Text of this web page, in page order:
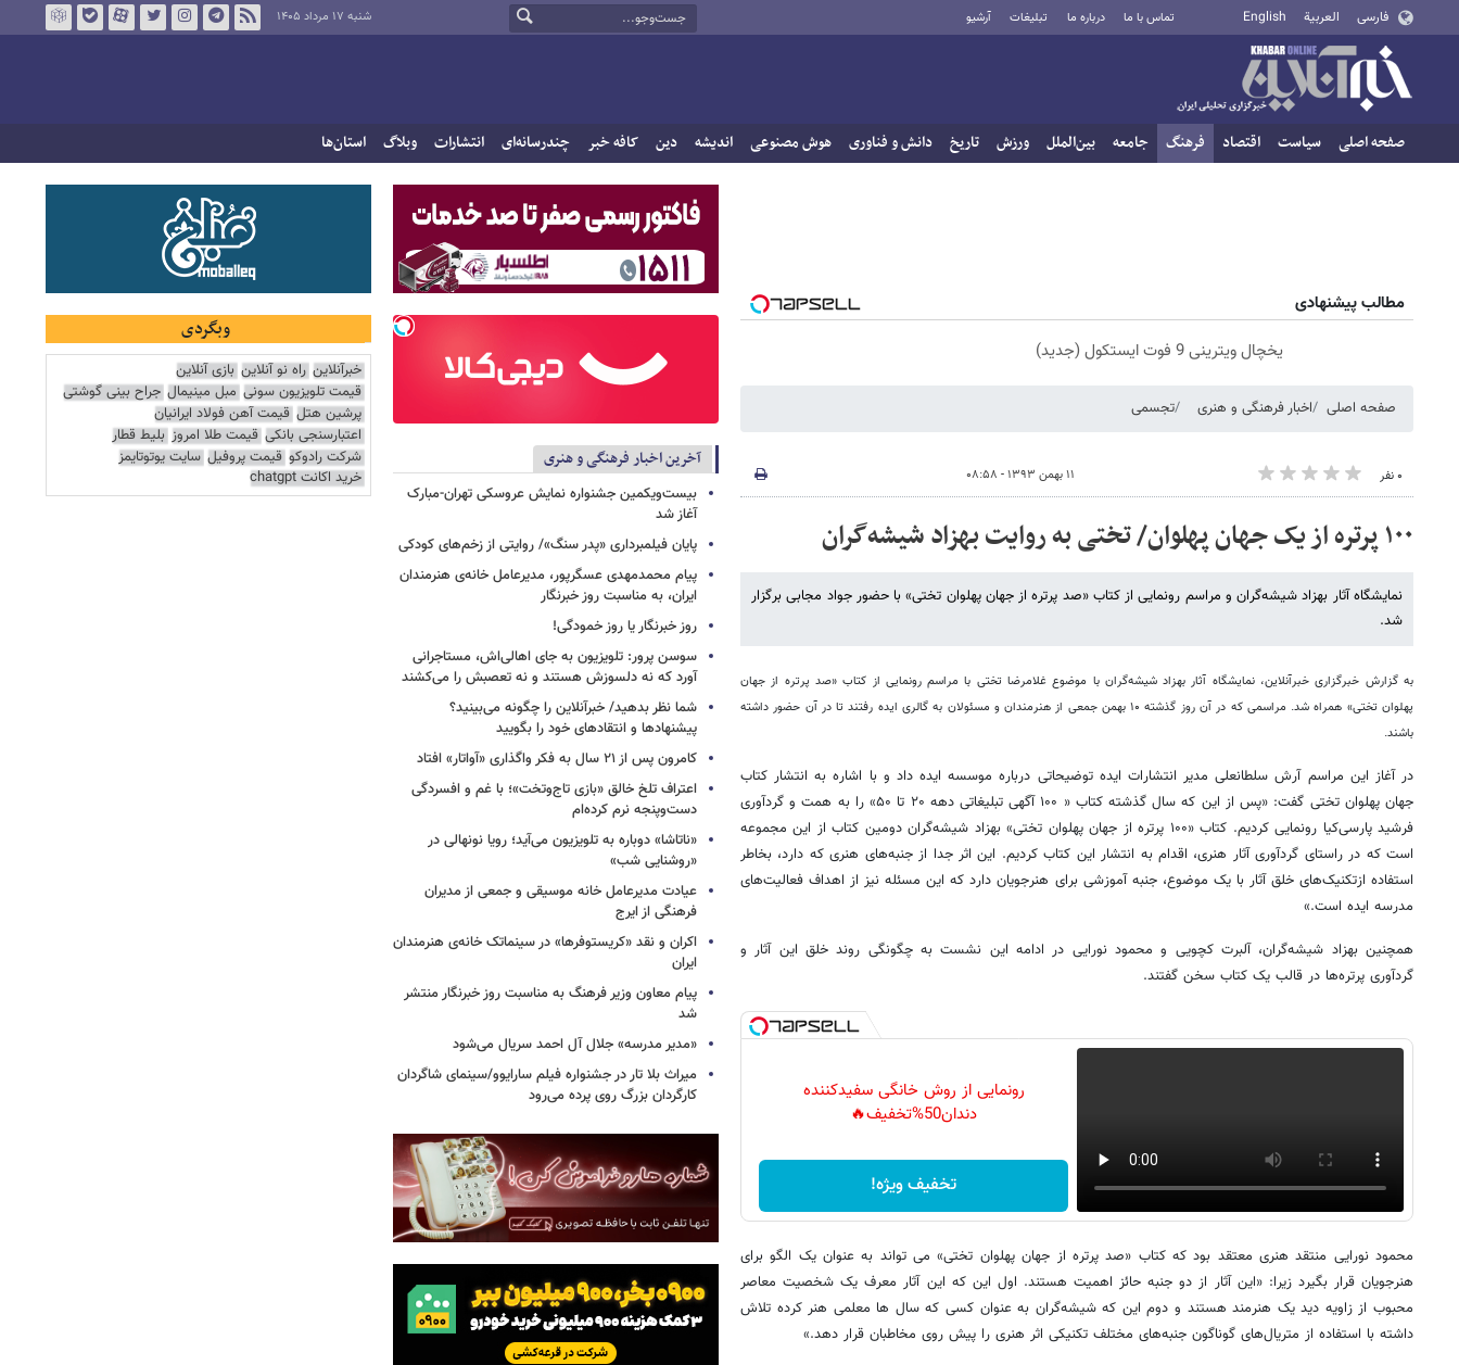
فارسی العربية English تماس با ما درباره ما تبلیغات آرشیو شنبه ۱۷ مرداد ۱۴۰۵
صفحه اصلی سیاست اقتصاد فرهنگ جامعه بین‌الملل ورزش تاریخ دانش و فناوری هوش مصنوعی اندیشه دین کافه خبر چندرسانه‌ای انتشارات وبلاگ استان‌ها
مطالب پیشنهادی
یخچال ویترینی 9 فوت ایستکول (جدید)
صفحه اصلی اخبار فرهنگی و هنری تجسمی
۰ نفر ۱۱ بهمن ۱۳۹۳ - ۰۸:۵۸
۱۰۰ پرتره از یک جهان پهلوان/ تختی به روایت بهزاد شیشه‌گران
نمایشگاه آثار بهزاد شیشه‌گران و مراسم رونمایی از کتاب «صد پرتره از جهان پهلوان تختی» با حضور جواد مجابی برگزار
شد.
به گزارش خبرگزاری خبرآنلاین، نمایشگاه آثار بهزاد شیشه‌گران با موضوع غلامرضا تختی با مراسم رونمایی از کتاب «صد پرتره از جهان
پهلوان تختی» همراه شد. مراسمی که در آن روز گذشته ۱۰ بهمن جمعی از هنرمندان و مسئولان به گالری ایده رفتند تا در آن حضور داشته
باشند.
در آغاز این مراسم آرش سلطانعلی مدیر انتشارات ایده توضیحاتی درباره موسسه ایده داد و با اشاره به انتشار کتاب
جهان پهلوان تختی گفت: «پس از این که سال گذشته کتاب « ۱۰۰ آگهی تبلیغاتی دهه ۲۰ تا ۵۰» را به همت و گردآوری
فرشید پارسی‌کیا رونمایی کردیم. کتاب «۱۰۰ پرتره از جهان پهلوان تختی» بهزاد شیشه‌گران دومین کتاب از این مجموعه
است که در راستای گردآوری آثار هنری، اقدام به انتشار این کتاب کردیم. این اثر جدا از جنبه‌های هنری که دارد، بخاطر
استفاده ازتکنیک‌های خلق آثار با یک موضوع، جنبه آموزشی برای هنرجویان دارد که این مسئله نیز از اهداف فعالیت‌های
مدرسه ایده است.»
همچنین بهزاد شیشه‌گران، آلبرت کچویی و محمود نورایی در ادامه این نشست به چگونگی روند خلق این آثار و
گردآوری پرتره‌ها در قالب یک کتاب سخن گفتند.
رونمایی از روش خانگی سفیدکننده
دندان50%تخفیف🔥
تخفیف ویژه!
محمود نورایی منتقد هنری معتقد بود که کتاب «صد پرتره از جهان پهلوان تختی» می تواند به عنوان یک الگو برای
هنرجویان قرار بگیرد زیرا: «این آثار از دو جنبه حائز اهمیت هستند. اول این که این آثار معرف یک شخصیت معاصر
محبوب از زاویه دید یک هنرمند هستند و دوم این که شیشه‌گران به عنوان کسی که سال ها معلمی هنر کرده تلاش
داشته با استفاده از متریال‌های گوناگون جنبه‌های مختلف تکنیکی اثر هنری را پیش روی مخاطبان قرار دهد.»
آخرین اخبار فرهنگی و هنری
بیست‌ویکمین جشنواره نمایش عروسکی تهران-مبارک
آغاز شد
پایان فیلمبرداری «پدر سنگ»/ روایتی از زخم‌های کودکی
پیام محمدمهدی عسگرپور، مدیرعامل خانه‌ی هنرمندان
ایران، به مناسبت روز خبرنگار
روز خبرنگار یا روز خمودگی!
سوسن پرور: تلویزیون به جای اهالی‌اش، مستاجرانی
آورد که نه دلسوزش هستند و نه تعصبش را می‌کشند
شما نظر بدهید/ خبرآنلاین را چگونه می‌بینید؟
پیشنهادها و انتقادهای خود را بگویید
کامرون پس از ۲۱ سال به فکر واگذاری «آواتار» افتاد
اعتراف تلخ خالق «بازی تاج‌وتخت»؛ با غم و افسردگی
دست‌وپنجه نرم کرده‌ام
«ناتاشا» دوباره به تلویزیون می‌آید؛ رویا نونهالی در
«روشنایی شب»
عیادت مدیرعامل خانه موسیقی و جمعی از مدیران
فرهنگی از ایرج
اکران و نقد «کریستوفرها» در سینماتک خانه‌ی هنرمندان
ایران
پیام معاون وزیر فرهنگ به مناسبت روز خبرنگار منتشر
شد
«مدیر مدرسه» جلال آل احمد سریال می‌شود
میراث بلا تار در جشنواره فیلم سارایوو/سینمای شاگردان
کارگردان بزرگ روی پرده می‌رود
وبگردی
خبرآنلاین راه نو آنلاین بازی آنلاین
قیمت تلویزیون سونی مبل مینیمال جراح بینی گوشتی
پرشین هتل قیمت آهن فولاد ایرانیان
اعتبارسنجی بانکی قیمت طلا امروز بلیط قطار
شرکت رادوکو قیمت پروفیل سایت یوتوتایمز
خرید اکانت chatgpt